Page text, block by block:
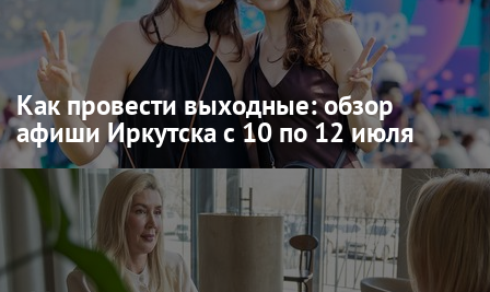
Как провести выходные: обзор
афиши Иркутска с 10 по 12 июля